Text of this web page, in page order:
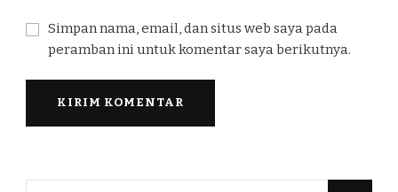
Simpan nama, email, dan situs web saya pada
peramban ini untuk komentar saya berikutnya.